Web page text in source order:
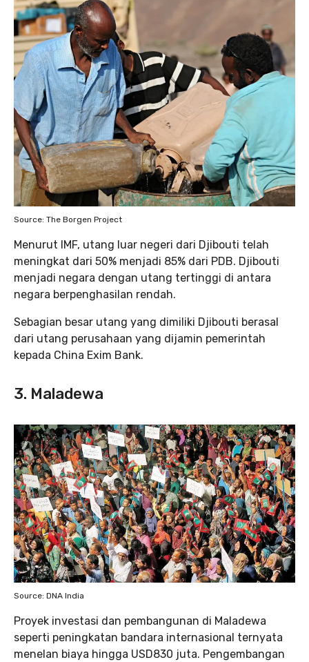
Source: The Borgen Project
Menurut IMF, utang luar negeri dari Djibouti telah
meningkat dari 50% menjadi 85% dari PDB. Djibouti
menjadi negara dengan utang tertinggi di antara
negara berpenghasilan rendah.
Sebagian besar utang yang dimiliki Djibouti berasal
dari utang perusahaan yang dijamin pemerintah
kepada China Exim Bank.
3. Maladewa
Source: DNA India
Proyek investasi dan pembangunan di Maladewa
seperti peningkatan bandara internasional ternyata
menelan biaya hingga USD830 juta. Pengembangan